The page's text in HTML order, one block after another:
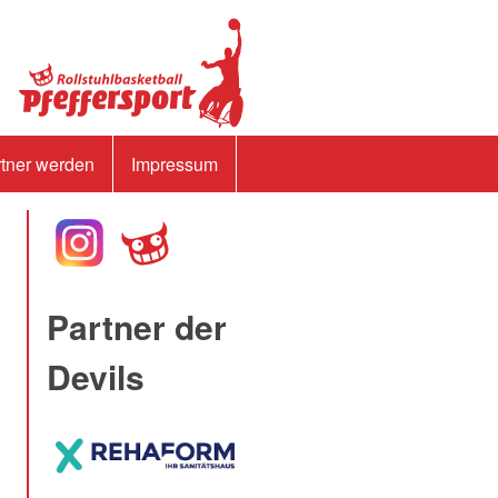
werden Impressum
Partner der
Devils